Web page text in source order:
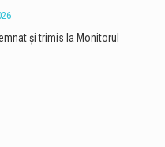
și trimis la Monitorul